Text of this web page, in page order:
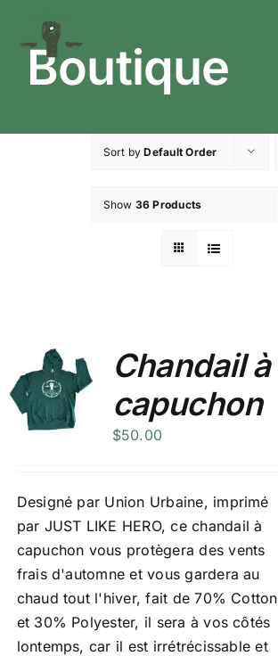
content
Who We Are
What We Do
What’s Happening
Boutique
Sort byDefault Order
Show 36 Products
Chandail à
capuchon
$50.00
Designé par Union Urbaine, imprimé
par JUST LIKE HERO, ce chandail à
capuchon vous protègera des vents
frais d'automne et vous gardera au
chaud tout l'hiver, fait de 70% Cotton
et 30% Polyester, il sera à vos côtés
lontemps, car il est irrétrécissable et